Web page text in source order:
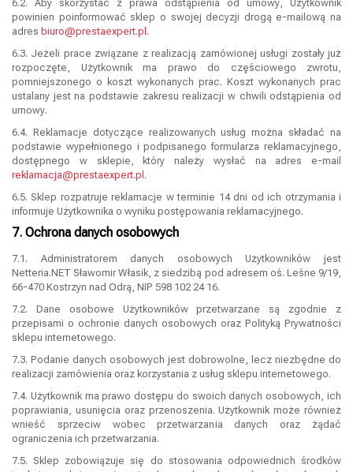
powinien poinformować sklep o swojej decyzji drogą e-mailową na
adres biuro@prestaexpert.pl.
6.3. Jeżeli prace związane z realizacją zamówionej usługi zostały już
rozpoczęte, Użytkownik ma prawo do częściowego zwrotu,
pomniejszonego o koszt wykonanych prac. Koszt wykonanych prac
ustalany jest na podstawie zakresu realizacji w chwili odstąpienia od
umowy.
6.4. Reklamacje dotyczące realizowanych usług można składać na
podstawie wypełnionego i podpisanego formularza reklamacyjnego,
dostępnego w sklepie, który należy wysłać na adres e-mail
reklamacja@prestaexpert.pl.
6.5. Sklep rozpatruje reklamacje w terminie 14 dni od ich otrzymania i
informuje Użytkownika o wyniku postępowania reklamacyjnego.
7. Ochrona danych osobowych
7.1. Administratorem danych osobowych Użytkowników jest
Netteria.NET Sławomir Własik, z siedzibą pod adresem oś. Leśne 9/19,
66-470 Kostrzyn nad Odrą, NIP 598 102 24 16.
7.2. Dane osobowe Użytkowników przetwarzane są zgodnie z
przepisami o ochronie danych osobowych oraz Polityką Prywatności
sklepu internetowego.
7.3. Podanie danych osobowych jest dobrowolne, lecz niezbędne do
realizacji zamówienia oraz korzystania z usług sklepu internetowego.
7.4. Użytkownik ma prawo dostępu do swoich danych osobowych, ich
poprawiania, usunięcia oraz przenoszenia. Użytkownik może również
wnieść sprzeciw wobec przetwarzania danych oraz żądać
ograniczenia ich przetwarzania.
7.5. Sklep zobowiązuje się do stosowania odpowiednich środków